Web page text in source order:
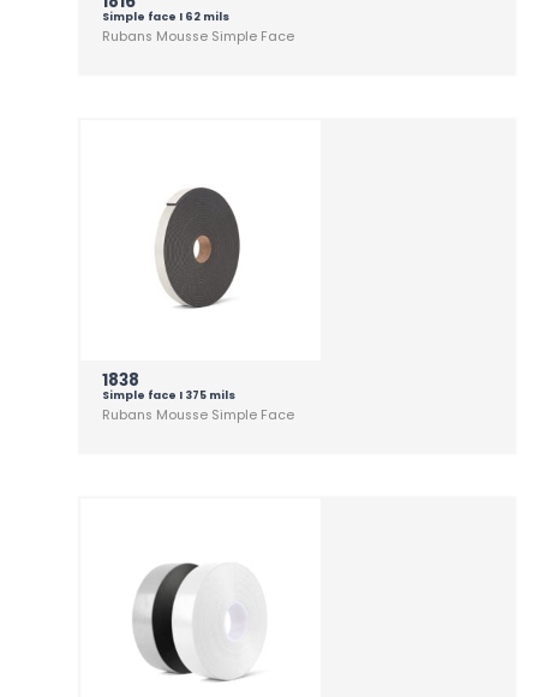
Simple face I 62 mils
Rubans Mousse Simple Face
1838
Simple face I 375 mils
Rubans Mousse Simple Face